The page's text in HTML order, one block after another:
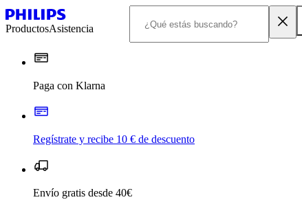
ProductosAsistencia
Paga con Klarna
Regístrate y recibe 10 € de descuento
Envío gratis desde 40€